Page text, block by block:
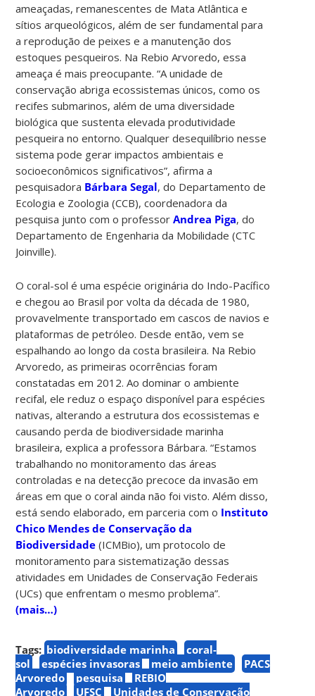
ameaçadas, remanescentes de Mata Atlântica e
sítios arqueológicos, além de ser fundamental para
a reprodução de peixes e a manutenção dos
estoques pesqueiros. Na Rebio Arvoredo, essa
ameaça é mais preocupante. “A unidade de
conservação abriga ecossistemas únicos, como os
recifes submarinos, além de uma diversidade
biológica que sustenta elevada produtividade
pesqueira no entorno. Qualquer desequilíbrio nesse
sistema pode gerar impactos ambientais e
socioeconômicos significativos”, afirma a
pesquisadora Bárbara Segal, do Departamento de
Ecologia e Zoologia (CCB), coordenadora da
pesquisa junto com o professorAndrea Piga, do
Departamento de Engenharia da Mobilidade (CTC
Joinville).
O coral-sol é uma espécie originária do Indo-Pacífico
e chegou ao Brasil por volta da década de 1980,
provavelmente transportado em cascos de navios e
plataformas de petróleo. Desde então, vem se
espalhando ao longo da costa brasileira. Na Rebio
Arvoredo, as primeiras ocorrências foram
constatadas em 2012. Ao dominar o ambiente
recifal, ele reduz o espaço disponível para espécies
nativas, alterando a estrutura dos ecossistemas e
causando perda de biodiversidade marinha
brasileira, explica a professora Bárbara.“Estamos
trabalhando no monitoramento das áreas
controladas e na detecção precoce da invasão em
áreas em que o coral ainda não foi visto. Além disso,
está sendo elaborado, em parceria com o Instituto
Chico Mendes de Conservação da
Biodiversidade (ICMBio), um protocolo de
monitoramento para sistematização dessas
atividades em Unidades de Conservação Federais
(UCs) que enfrentam o mesmo problema”.
(mais…)
Tags: biodiversidade marinha
coral-
sol
espécies invasoras meio ambiente
PACS
Arvoredo
pesquisa
REBIO
Arvoredo
UFSC
Unidades de Conservação